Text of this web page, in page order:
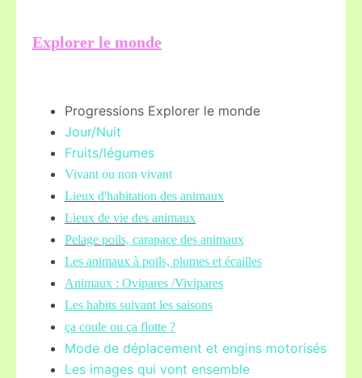
Explorer le monde
Progressions Explorer le monde
Jour/Nuit
Fruits/légumes
Vivant ou non vivant
Lieux d'habitation des animaux
Lieux de vie des animaux
Pelage poils, carapace des animaux
Les animaux à poils, plumes et écailles
Animaux : Ovipares /Vivipares
Les habits suivant les saisons
ça coule ou ça flotte ?
Mode de déplacement et engins motorisés
Les images qui vont ensemble